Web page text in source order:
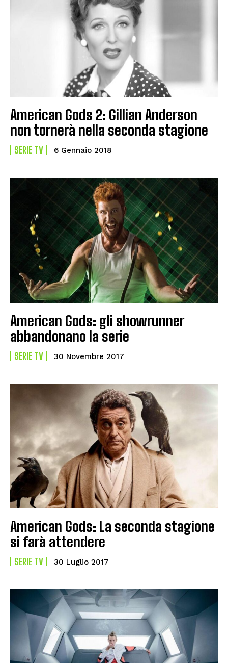
American Gods 2: Gillian Anderson
non tornerà nella seconda stagione
SERIE TV 6 Gennaio 2018
American Gods: gli showrunner
abbandonano la serie
SERIE TV 30 Novembre 2017
American Gods: La seconda stagione
si farà attendere
SERIE TV 30 Luglio 2017